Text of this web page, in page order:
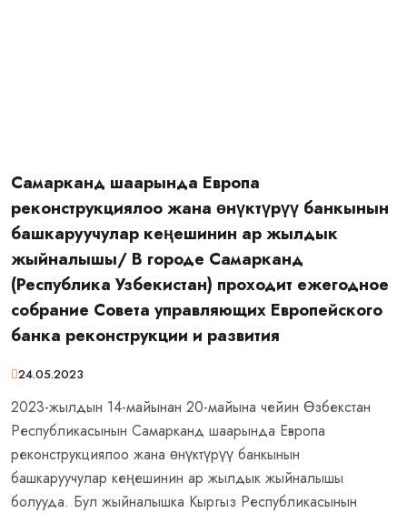
Самарканд шаарында Европа
реконструкциялоо жана өнүктүрүү банкынын
башкаруучулар кеңешинин ар жылдык
жыйналышы/ В городе Самарканд
(Республика Узбекистан) проходит ежегодное
собрание Совета управляющих Европейского
банка реконструкции и развития
24.05.2023
2023-жылдын 14-майынан 20-майына чейин Өзбекстан
Республикасынын Самарканд шаарында Европа
реконструкциялоо жана өнүктүрүү банкынын
башкаруучулар кеңешинин ар жылдык жыйналышы
болууда. Бул жыйналышка Кыргыз Республикасынын